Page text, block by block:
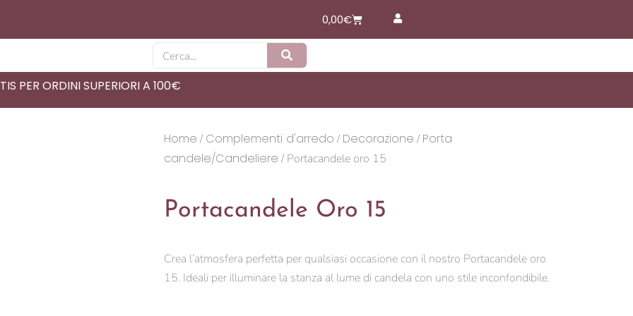
0,00€Carrello
Cerca
PER ORDINI SUPERIORI A 100€
Home /Complementi d'arredo /Decorazione /Porta
candele/Candeliere / Portacandele oro 15
Portacandele Oro 15
Crea l’atmosfera perfetta per qualsiasi occasione con il nostro Portacandele oro
15. Ideali per illuminare la stanza al lume di candela con uno stile inconfondibile.